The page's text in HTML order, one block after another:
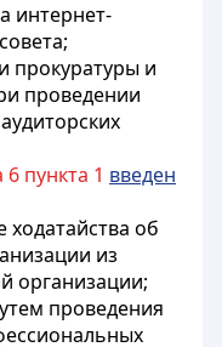
интернет-
прокуратуры и
проведении
пункта 1 введен
ходатайства об
из
организации;
проведения